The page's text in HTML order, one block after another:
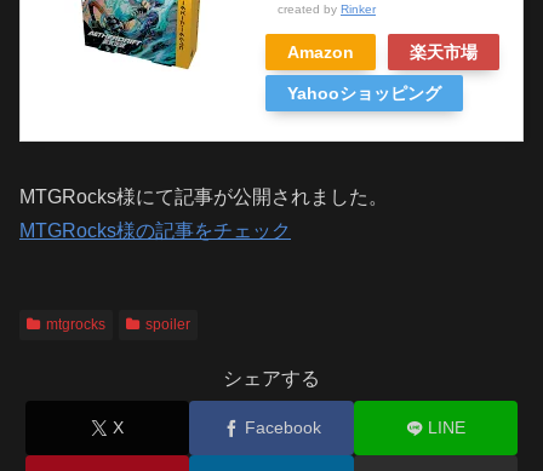
created by Rinker
Amazon 楽天市場
Yahooショッピング
MTGRocks様にて記事が公開されました。
MTGRocks様の記事をチェック
mtgrocks spoiler
シェアする
X Facebook LINE